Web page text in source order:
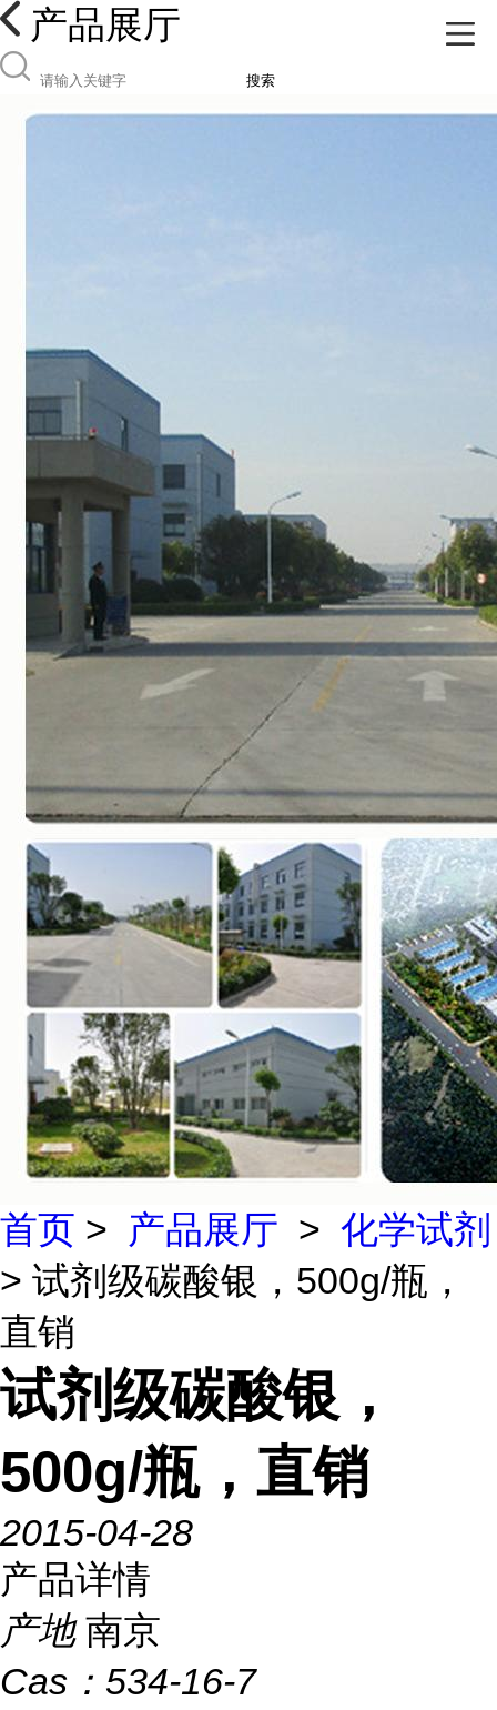
产品展厅
搜索
首页 > 产品展厅 > 化学试剂
> 试剂级碳酸银，500g/瓶，
直销
试剂级碳酸银，
500g/瓶，直销
2015-04-28
产品详情
产地 南京
Cas： 534-16-7